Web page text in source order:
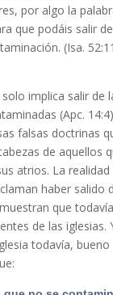
por algo la
que podáis salir
(Isa.
implica salir de
(Apc.
falsas doctrinas
de aquellos
atrios. La
haber salido
que
de las iglesias.
todavía,